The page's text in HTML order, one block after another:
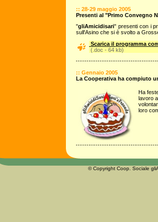
:: 28-29 maggio 2005
Presenti al "Primo Convegno
"gliAmicidisari" presenti con i
sull'Asino che si è svolto a
Scarica il programma
(.doc - 64 kb)
:: Gennaio 2005
La Cooperativa ha compiuto
Ha
lavoro
loro
© Copyright Coop. Sociale